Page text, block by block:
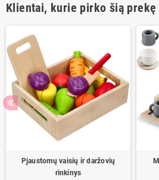
Klientai, kurie pirko šią
Pjaustomų vaisių ir daržovių
rinkinys